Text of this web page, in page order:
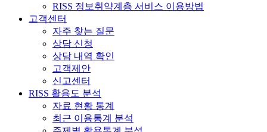
RISS 정보취약계층 서비스 이용방법
고객센터
자주 찾는 질문
상담 신청
상담 내역 확인
고객제안
신고센터
RISS 활용도 분석
자료 현황 통계
최근 이용통계 분석